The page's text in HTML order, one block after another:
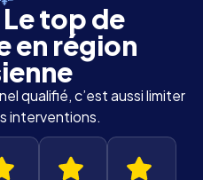
Le top de
en région
qualifié, c’est aussi limiter
interventions.